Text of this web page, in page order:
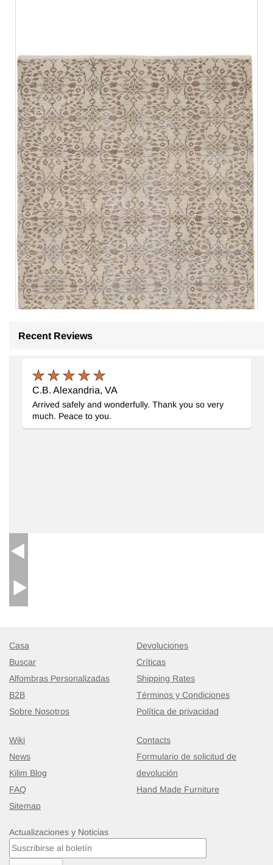
Recent Reviews
C.B. Alexandria, VA
Arrived safely and wonderfully. Thank you so very
much. Peace to you.
Casa
Buscar
Alfombras Personalizadas
B2B
Sobre Nosotros
Devoluciones
Críticas
Shipping Rates
Términos y Condiciones
Política de privacidad
Wiki
News
Kilim Blog
FAQ
Sitemap
Contacts
Formulario de solicitud de
devolución
Hand Made Furniture
Actualizaciones y Noticias